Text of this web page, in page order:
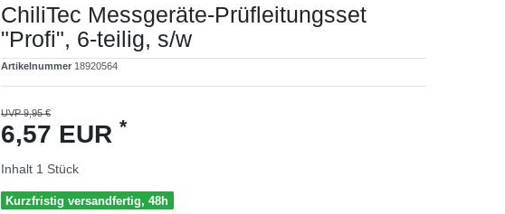
ChiliTec Messgeräte-Prüfleitungsset
"Profi", 6-teilig, s/w
Artikelnummer 18920564
UVP 9,95 €
6,57 EUR *
Inhalt 1 Stück
Kurzfristig versandfertig, 48h